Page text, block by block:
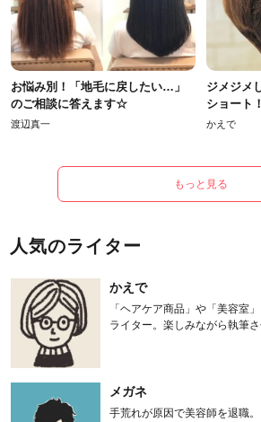
お悩み別！「地毛に戻したい…」
のご相談に答えます☆
渡辺真一
ジメジメ
ショート
かえで
もっと見る
人気のライター
かえで
「ヘアケア商品」や「美容室
ライター。楽しみながら執筆
メガネ
手荒れが原因で美容師を退職